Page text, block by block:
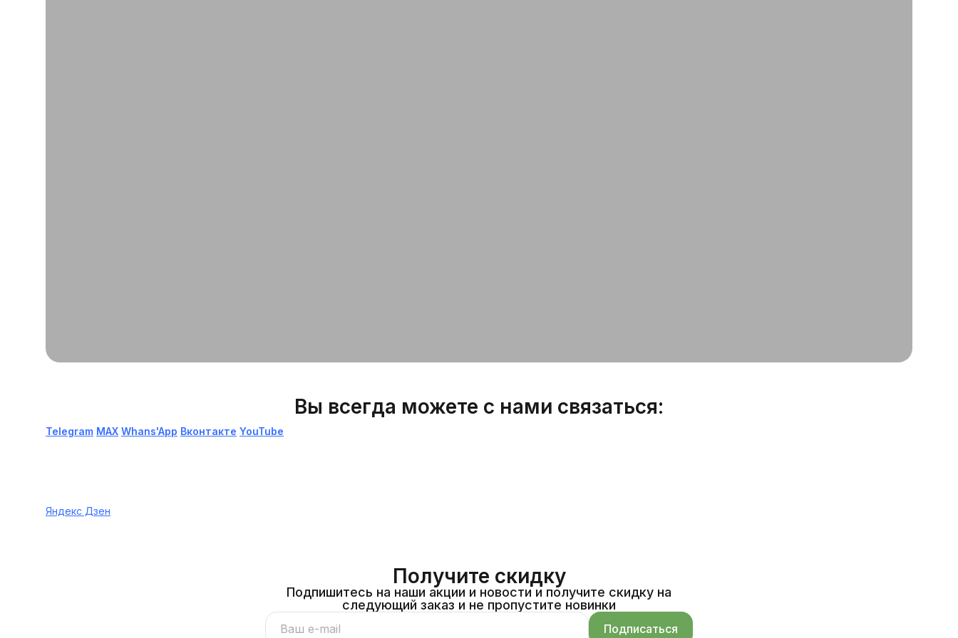
Вы всегда можете с нами связаться:
Telegram МАХ Whans'App Вконтакте YouTube
Яндекс Дзен
Получите скидку
Подпишитесь на наши акции и новости и получите скидку на
следующий заказ и не пропустите новинки
Подписаться